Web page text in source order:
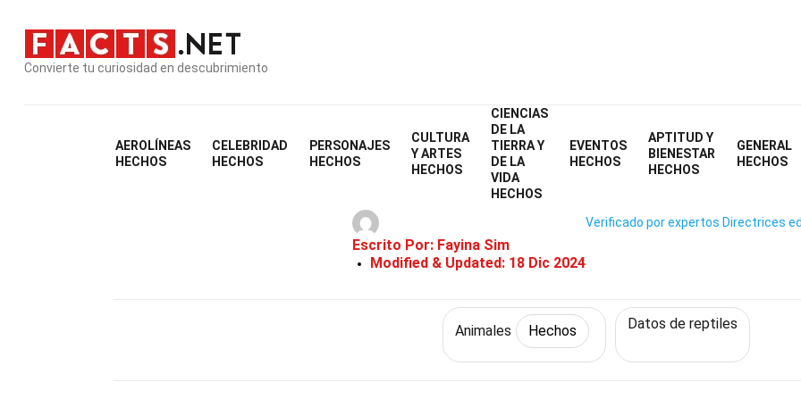
Convierte tu curiosidad en descubrimiento
AEROLÍNEAS
HECHOS
CELEBRIDAD
HECHOS
PERSONAJES
HECHOS
CULTURA
Y ARTES
HECHOS
CIENCIAS
DE LA
TIERRA Y
DE LA
VIDA
HECHOS
EVENTOS
HECHOS
APTITUD Y
BIENESTAR
HECHOS
GENERAL
HECHOS
Home Naturaleza
36 Hechos Sobre Geco
Escrito Por: Fayina Sim
Modified & Updated: 18 Dic 2024
Verificado por expertos Directrices
Animales Hechos Datos de reptiles